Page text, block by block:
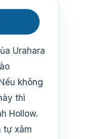
Urahara
không
thì
Hollow.
tự xâm